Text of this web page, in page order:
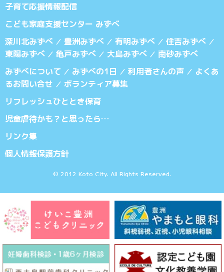
子育て応援情報配信
こども家庭支援センター みずべ
深川北みずべ ／ 豊洲みずべ ／ 有明みずべ ／ 住吉みずべ ／
東陽みずべ ／ 亀戸みずべ ／ 大島みずべ ／ 南砂みずべ
みずべについて ／ みずべの1日 ／ 利用者さんの声 ／ よくあ
るお問い合せ ／ ボランティア募集
リフレッシュひととき保育
児童虐待かも？と思ったら…
リンク集
個人情報保護方針
© 2012 Koto City. All Rights Reserved.